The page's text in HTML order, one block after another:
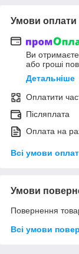
Умови оплати
Ви
або гроші
Детальніше
Оплатити
Післяплата
Оплата на
Всі умови
Умови
Повернення
Всі умови